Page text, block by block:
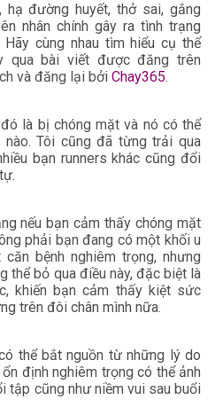
hạ đường huyết, thở sai, gắng
nhân chính gây ra tình trạng
cùng nhau tìm hiểu cụ thể
qua bài viết được đăng trên
và đăng lại bởi Chay365.
là bị chóng mặt và nó có thể
Tôi cũng đã từng trải qua
bạn runners khác cũng đổi
nếu bạn cảm thấy chóng mặt
phải bạn đang có một khối u
bệnh nghiêm trọng, nhưng
thể bỏ qua điều này, đặc biệt là
khiến bạn cảm thấy kiệt sức
trên đôi chân mình nữa.
thể bắt nguồn từ những lý do
định nghiêm trọng có thể ảnh
tập cũng như niềm vui sau buổi